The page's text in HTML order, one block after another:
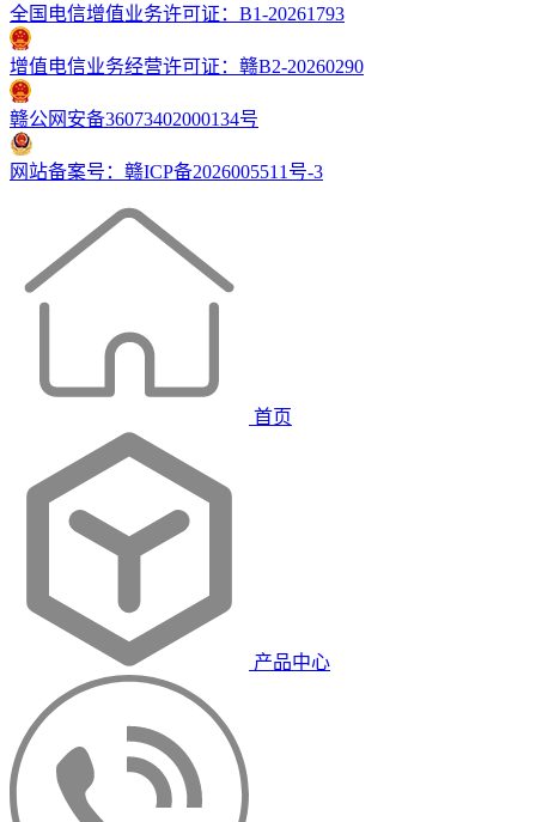
全国电信增值业务许可证：B1-20261793
增值电信业务经营许可证：赣B2-20260290
赣公网安备36073402000134号
网站备案号：赣ICP备2026005511号-3
首页
产品中心